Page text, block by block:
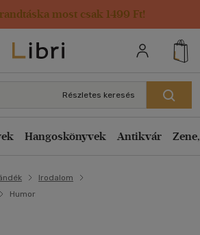
most csak 1499 Ft!
Kártya adatai
Részletes keresés
Hangoskönyvek Antikvár
Irodalom
Humor